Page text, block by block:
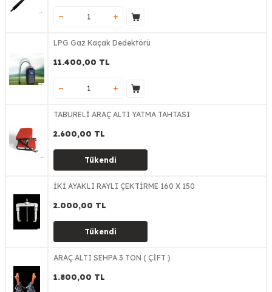
LPG Gaz Kaçak Dedektörü
11.400,00 TL
TABURELİ ARAÇ ALTI YATMA TAHTASI
2.600,00 TL
Tükendi
İKİ AYAKLI RAYLI ÇEKTİRME 160 X 150
2.000,00 TL
Tükendi
ARAÇ ALTI SEHPA 3 TON ( ÇİFT )
1.800,00 TL